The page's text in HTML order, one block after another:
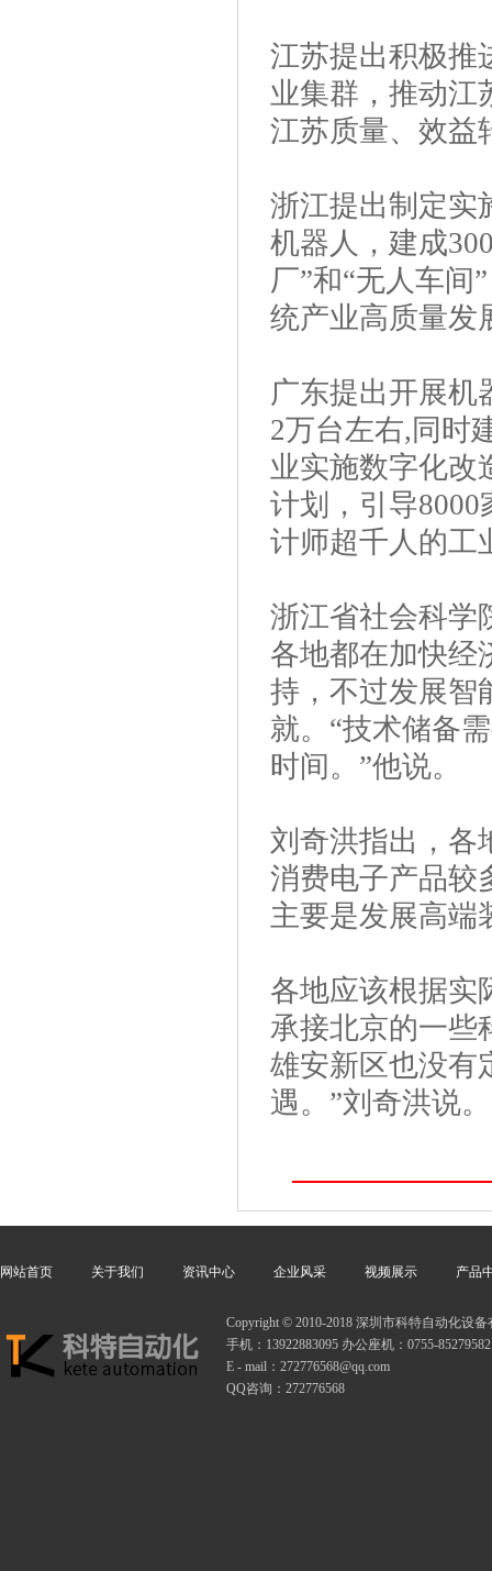
江苏提出积极推
业集群，推动江
江苏质量、效益
浙江提出制定实
机器人，建成
厂”和“无人车间
统产业高质量发
广东提出开展机
2万台左右,同时
业实施数字化改
计划，引导
计师超千人的工
浙江省社会科学
各地都在加快经
持，不过发展智
就。“技术储备
时间。”他说。
刘奇洪指出，各
消费电子产品较
主要是发展高端
各地应该根据实
承接北京的一些
雄安新区也没有
遇。”刘奇洪说。
网站首页 关于我们 资讯中心 企业风采 视频展示 产品
Copyright © 2010-2018 深圳市科特自动化设
手机：13922883095 办公座机：0755-85279582
E - mail：272776568@qq.com
QQ咨询：272776568